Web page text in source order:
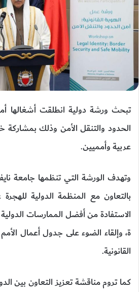
تبحث ورشة دولية انطلقت أشغالها
الحدود والتنقل الأمن وذلك
عربية وأمميين.
وتهدف الورشة التي تنظمها جامعة
بالتعاون مع المنظمة الدولية
الاستفادة من أفضل الممارسات الدولية
ة، وإلقاء الضوء على جدول أعمال
القانونية.
كما تروم مناقشة تعزيز التعاون بين